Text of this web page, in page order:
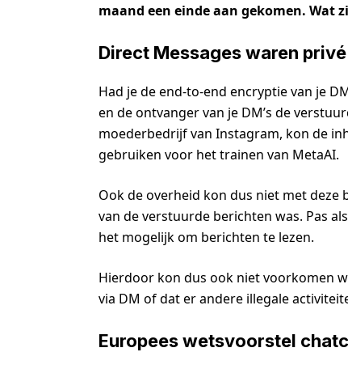
maand een einde aan gekomen. Wat
Direct Messages waren privé
Had je de end-to-end encryptie van je
en de ontvanger van je DM’s de
moederbedrijf van Instagram, kon de
gebruiken voor het trainen van MetaAI.
Ook de overheid kon dus niet met
van de verstuurde berichten was. Pas
het mogelijk om berichten te lezen.
Hierdoor kon dus ook niet voorkomen
via DM of dat er andere illegale
Europees wetsvoorstel